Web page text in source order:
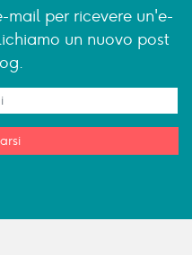
mail per ricevere un'e-
un nuovo post